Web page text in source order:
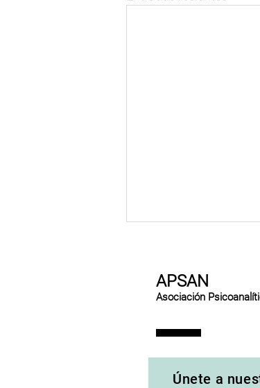
No mires hacia arriba
APSAN
Asociación
Únete a